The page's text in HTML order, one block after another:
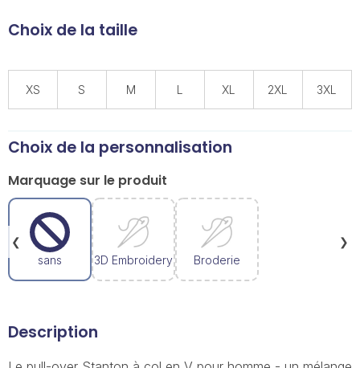
Choix de la taille
XS S M L XL 2XL 3XL
Choix de la personnalisation
Marquage sur le produit
sans 3D Embroidery Broderie
❯
❮
Description